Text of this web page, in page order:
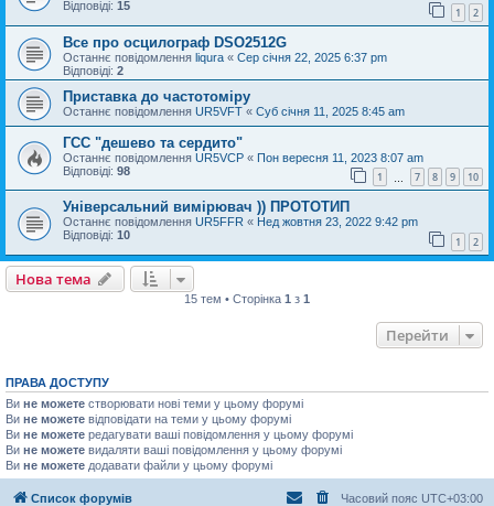
Відповіді: 15 1 2
Все про осцилограф DSO2512G
Останнє повідомлення liqura « Сер січня 22, 2025 6:37 pm
Відповіді: 2
Приставка до частотоміру
Останнє повідомлення UR5VFT « Суб січня 11, 2025 8:45 am
ГСС "дешево та сердито"
Останнє повідомлення UR5VCP « Пон вересня 11, 2023 8:07 am
Відповіді: 98 1 7 8 9 10
Універсальний вимірювач )) ПРОТОТИП
Останнє повідомлення UR5FFR « Нед жовтня 23, 2022 9:42 pm
Відповіді: 10 1 2
Нова тема
15 тем • Сторінка 1 з 1
Перейти
ПРАВА ДОСТУПУ
Ви не можете створювати нові теми у цьому форумі
Ви не можете відповідати на теми у цьому форумі
Ви не можете редагувати ваші повідомлення у цьому форумі
Ви не можете видаляти ваші повідомлення у цьому форумі
Ви не можете додавати файли у цьому форумі
Список форумів Часовий пояс UTC+03:00